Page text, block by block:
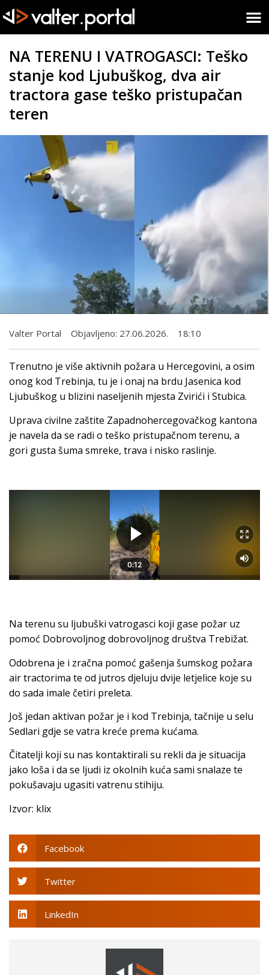
NA TERENU I VATROGASCI: Teško
stanje kod Ljubuškog, dva air
tractora gase teško pristupačan
teren
Valter Portal Objavljeno: 27.06.2026. 18:10
Trenutno je više aktivnih požara u Hercegovini, a osim
onog kod Trebinja, tu je i onaj na brdu Jasenica kod
Ljubuškog u blizini naseljenih mjesta Zvirići i Stubica.
Uprava civilne zaštite Zapadnohercegovačkog kantona
je navela da se radi o teško pristupačnom terenu, a
gori gusta šuma smreke, trava i nisko raslinje.
Na terenu su ljubuški vatrogasci koji gase požar uz
pomoć Dobrovoljnog dobrovoljnog društva Trebižat.
Odobrena je i zračna pomoć gašenja šumskog požara
air tractorima te od jutros djeluju dvije letjelice koje su
do sada imale četiri preleta.
Još jedan aktivan požar je i kod Trebinja, tačnije u selu
Sedlari gdje se vatra kreće prema kućama.
Čitatelji koji su nas kontaktirali su rekli da je situacija
jako loša i da se ljudi iz okolnih kuća sami snalaze te
pokušavaju ugasiti vatrenu stihiju.
Izvor: klix
Facebook
Twitter
LinkedIn